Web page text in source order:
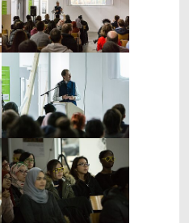
Show larger version
Show larger version